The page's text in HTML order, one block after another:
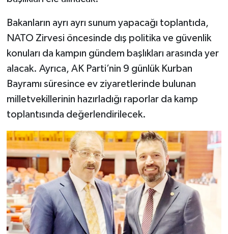
Bakanların ayrı ayrı sunum yapacağı toplantıda,
NATO Zirvesi öncesinde dış politika ve güvenlik
konuları da kampın gündem başlıkları arasında yer
alacak. Ayrıca, AK Parti’nin 9 günlük Kurban
Bayramı süresince ev ziyaretlerinde bulunan
milletvekillerinin hazırladığı raporlar da kamp
toplantısında değerlendirilecek.